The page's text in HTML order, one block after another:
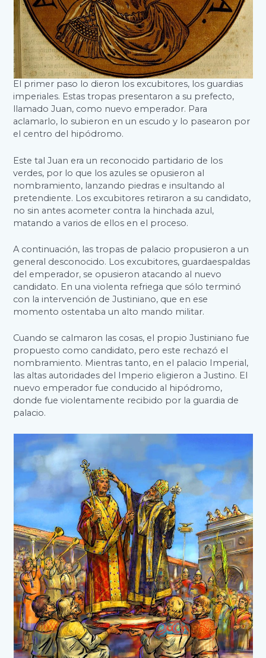
El primer paso lo dieron los excubitores, los guardias
imperiales. Estas tropas presentaron a su prefecto,
llamado Juan, como nuevo emperador. Para
aclamarlo, lo subieron en un escudo y lo pasearon por
el centro del hipódromo.
Este tal Juan era un reconocido partidario de los
verdes, por lo que los azules se opusieron al
nombramiento, lanzando piedras e insultando al
pretendiente. Los excubitores retiraron a su candidato,
no sin antes acometer contra la hinchada azul,
matando a varios de ellos en el proceso.
A continuación, las tropas de palacio propusieron a un
general desconocido. Los excubitores, guardaespaldas
del emperador, se opusieron atacando al nuevo
candidato. En una violenta refriega que sólo terminó
con la intervención de Justiniano, que en ese
momento ostentaba un alto mando militar.
Cuando se calmaron las cosas, el propio Justiniano fue
propuesto como candidato, pero este rechazó el
nombramiento. Mientras tanto, en el palacio Imperial,
las altas autoridades del Imperio eligieron a Justino. El
nuevo emperador fue conducido al hipódromo,
donde fue violentamente recibido por la guardia de
palacio.